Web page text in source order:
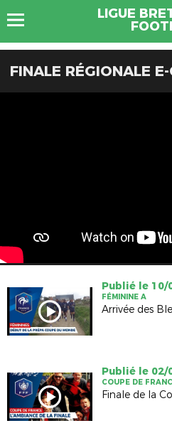
LIGUE
FINALE RÉGIONALE
Publié le 10/
FÉMININE A
Arrivée des
Publié le 02/
COUPE DE